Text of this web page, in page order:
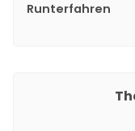
Runterfahren